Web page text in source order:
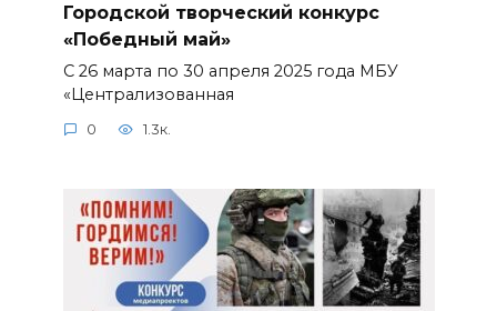
Городской творческий конкурс
«Победный май»
С 26 марта по 30 апреля 2025 года МБУ
«Централизованная
0 1.3к.